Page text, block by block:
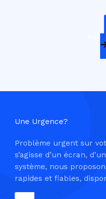
Nos
Une Urgence?
Problème urgent sur
s’agisse d’un écran,
système, nous
rapides et fiables,